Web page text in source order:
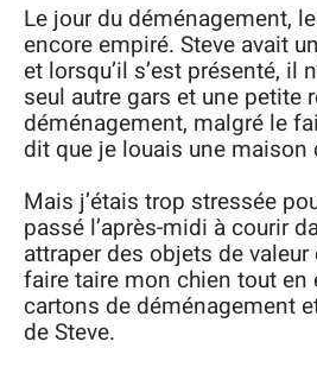
Le jour du déménagement,
encore empiré. Steve avait
et lorsqu’il s’est présenté, il
seul autre gars et une petite
déménagement, malgré le
dit que je louais une maison
Mais j’étais trop stressée
passé l’après-midi à courir
attraper des objets de valeur
faire taire mon chien tout en
cartons de déménagement
de Steve.